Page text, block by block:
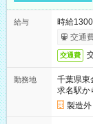
給与
時給
交通
交通費
勤務地
千葉県東
求名駅か
製造外